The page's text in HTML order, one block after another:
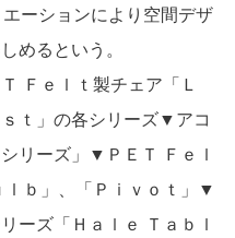
ーションにより空間デザ
めるという。
Ｆｅｌｔ製チェア「Ｌ
ｔ」の各シリーズ▼アコ
リーズ」▼ＰＥＴ Ｆｅｌ
ｌｂ」、「Ｐｉｖｏｔ」▼
ーズ「Ｈａｌｅ Ｔａｂｌ